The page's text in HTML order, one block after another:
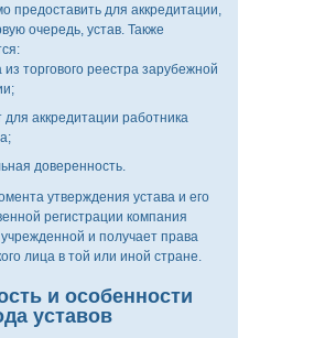
предоставить для аккредитации,
очередь, устав. Также
из торгового реестра зарубежной
для аккредитации работника
доверенность.
утверждения устава и его
регистрации компания
и получает права
лица в той или иной стране.
и особенности
уставов